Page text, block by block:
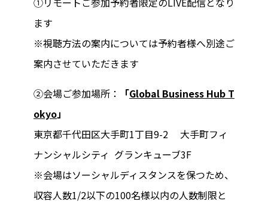
ます
※視聴方法の案内については予約者様へ別途ご
案内させていただきます
②会場ご参加場所： 「Global Business Hub T
okyo」
東京都千代田区大手町1丁目9-2 大手町フィ
ナンシャルシティ グランキューブ3F
※会場はソーシャルディスタンスを保つため、
収容人数1/2以下の100名様以内の人数制限と